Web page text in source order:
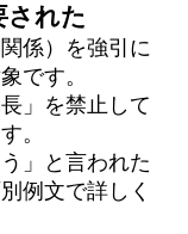
された
係）を強引に
です。
」を禁止して
。
」と言われた
例文で詳しく